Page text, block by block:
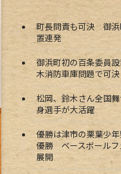
町長問責も可決 御浜
置連発
御浜町初の百条委員
木消防車庫問題で可決
松岡、鈴木さん全国
身選手が大活躍
優勝は津市の栗葉少
優勝 ベースボールフ
展開